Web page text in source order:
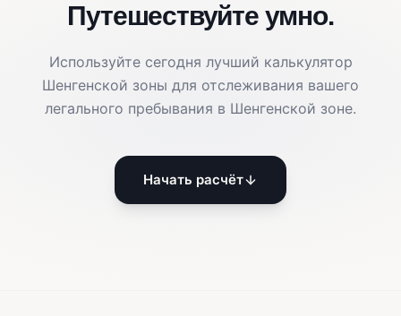
Путешествуйте умно.
Используйте сегодня лучший калькулятор
Шенгенской зоны для отслеживания вашего
легального пребывания в Шенгенской зоне.
Начать расчёт